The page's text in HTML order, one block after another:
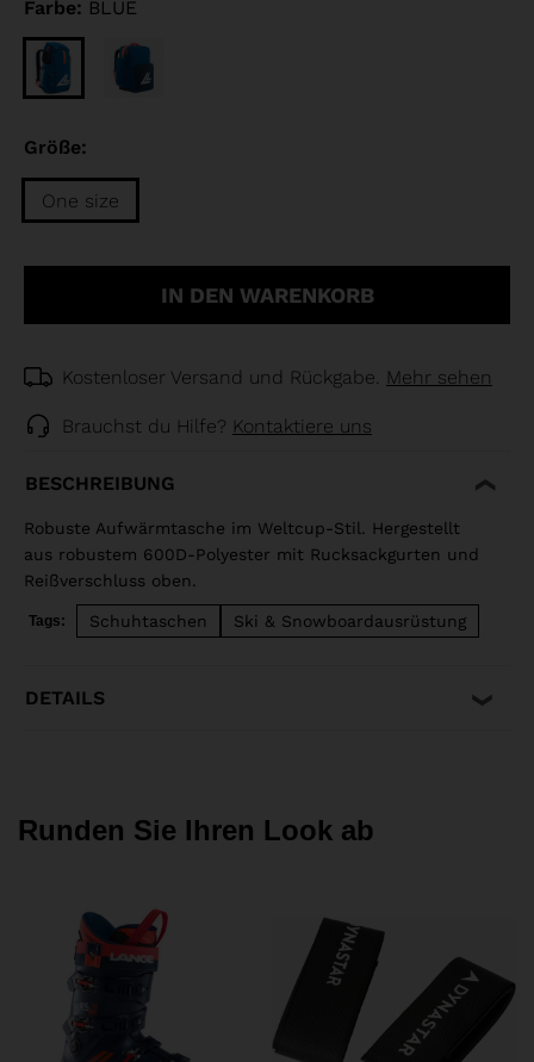
Farbe: BLUE
Größe:
One size
Größe
IN DEN WARENKORB
Kostenloser Versand und Rückgabe. Mehr sehen
Brauchst du Hilfe? Kontaktiere uns
BESCHREIBUNG
Robuste Aufwärmtasche im Weltcup-Stil. Hergestellt
aus robustem 600D-Polyester mit Rucksackgurten und
Reißverschluss oben.
Tags: Schuhtaschen Ski & Snowboardausrüstung
DETAILS
Runden Sie Ihren Look ab